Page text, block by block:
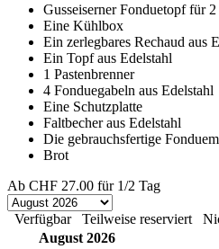
Gusseiserner Fonduetopf für 2
Eine Kühlbox
Ein zerlegbares Rechaud aus
Ein Topf aus Edelstahl
1 Pastenbrenner
4 Fonduegabeln aus Edelstahl
Eine Schutzplatte
Faltbecher aus Edelstahl
Die gebrauchsfertige
Brot
Ab CHF 27.00 für 1/2 Tag
Verfügbar Teilweise reserviert
August 2026